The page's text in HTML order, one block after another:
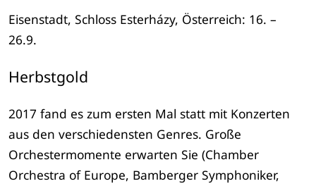
Eisenstadt, Schloss Esterházy, Österreich: 16. –
26.9.
Herbstgold
2017 fand es zum ersten Mal statt mit Konzerten
aus den verschiedensten Genres. Große
Orchestermomente erwarten Sie (Chamber
Orchestra of Europe, Bamberger Symphoniker,